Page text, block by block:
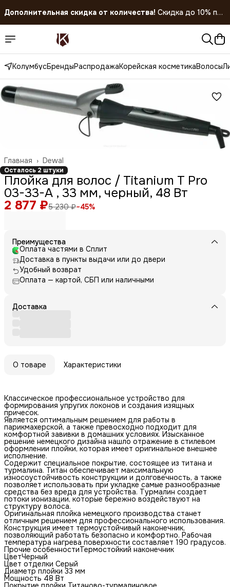
Дополнительная скидка от количества! Скидка до 10% при
покупке 5 штук!
Скидка 45% на все товары до 31.07.2026
КолумбусБрендыРаспродажаКорейская косметикаВолосы
Dewal
Главная ›
Осталось 2 штуки
Плойка для волос / Titanium T Pro
03-33-А , 33 мм, черный, 48 Вт
2 877 ₽5 230 ₽−45%
Преимущества
Оплата частями в Сплит
Доставка в пункты выдачи или до двери
Удобный возврат
Оплата — картой, СБП или наличными
Доставка
О товаре Характеристики
Классическое профессиональное устройство для
формирования упругих локонов и создания изящных
причесок.
Является оптимальным решением для работы в
парикмахерской, а также превосходно подходит для
комфортной завивки в домашних условиях. Изысканное
решение немецкого дизайна нашло отражение в стилевом
оформлении плойки, которая имеет оригинальное внешнее
исполнение.
Содержит специальное покрытие, состоящее из титана и
турмалина. Титан обеспечивает максимальную
износоустойчивость конструкции и долговечность, а также
позволяет использовать при укладке самые разнообразные
средства без вреда для устройства. Турмалин создает
потоки ионизации, которые бережно воздействуют на
структуру волоса.
Оригинальная плойка немецкого производства станет
отличным решением для профессионального использования.
Конструкция имеет термоустойчивый наконечник,
позволяющий работать безопасно и комфортно. Рабочая
температура нагрева поверхности составляет 190 градусов.
Прочие особенностиТермостойкий наконечник
ЦветЧерный
Цвет отделки Серый
Диаметр плойки 33 мм
Мощность 48 Вт